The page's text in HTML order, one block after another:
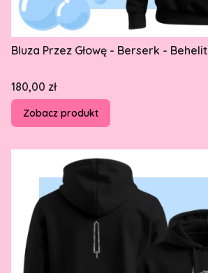
Bluza Przez Głowę - Berserk - Behelit
Cena
180,00 zł
Zobacz produkt